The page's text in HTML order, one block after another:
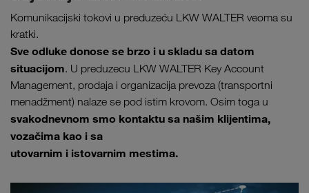
Komunikacijski tokovi u preduzeću LKW WALTER veoma su
kratki.
Sve odluke donose se brzo i u skladu sa datom
situacijom. U preduzecu LKW WALTER Key Account
Management, prodaja i organizacija prevoza (transportni
menadžment) nalaze se pod istim krovom. Osim toga u
svakodnevnom smo kontaktu sa našim klijentima,
vozačima kao i sa
utovarnim i istovarnim mestima.